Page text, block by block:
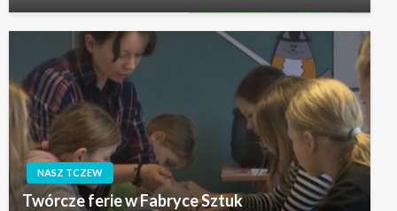
NASZ TCZEW
Twórcze ferie w Fabryce Sztuk